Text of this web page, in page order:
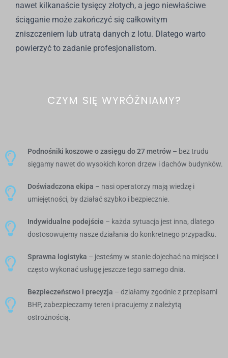
nawet kilkanaście tysięcy złotych, a jego niewłaściwe
ściąganie może zakończyć się całkowitym
zniszczeniem lub utratą danych z lotu. Dlatego warto
powierzyć to zadanie profesjonalistom.
CZYM SIĘ WYRÓŻNIAMY?
Podnośniki koszowe o zasięgu do 27 metrów– bez trudu
sięgamy nawet do wysokich koron drzew i dachów budynków.
Doświadczona ekipa – nasi operatorzy mają wiedzę i
umiejętności, by działać szybko i bezpiecznie.
Indywidualne podejście – każda sytuacja jest inna, dlatego
dostosowujemy nasze działania do konkretnego przypadku.
Sprawna logistyka – jesteśmy w stanie dojechać na miejsce i
często wykonać usługę jeszcze tego samego dnia.
Bezpieczeństwo i precyzja – działamy zgodnie z przepisami
BHP, zabezpieczamy teren i pracujemy z należytą
ostrożnością.